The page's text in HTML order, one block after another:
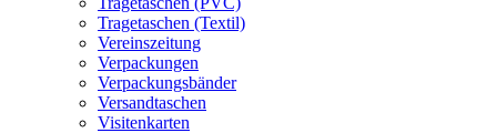
Tragetaschen (Textil)
Vereinszeitung
Verpackungen
Verpackungsbänder
Versandtaschen
Visitenkarten